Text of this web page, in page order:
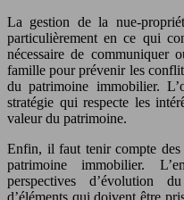
La gestion de la nue-
particulièrement en ce qui
nécessaire de communiquer
famille pour prévenir les
du patrimoine immobilier.
stratégie qui respecte les
valeur du patrimoine.
Enfin, il faut tenir compte
patrimoine immobilier.
perspectives d’évolution
d’éléments qui doivent être